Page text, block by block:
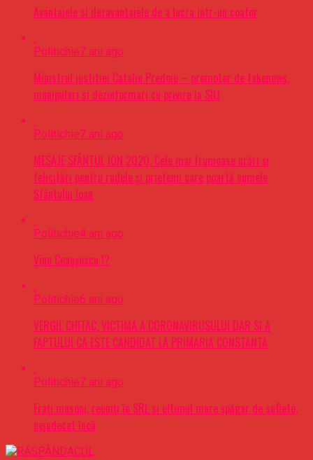
Avantajele si dezavantajele de a lucra intr-un coafor
Politichie7 ani ago
Ministrul justitiei Catalin Predoiu – promotor de fakenews,
manipulari si dezinformari cu privire la SIIJ
Politichie7 ani ago
MESAJE SFÂNTUL ION 2020. Cele mai frumoase urări şi
felicitări pentru rudele şi prietenii care poartă numele
Sfântului Ioan
Politichie4 ani ago
Vine Ceaușescu !?
Politichie6 ani ago
VERGIL CHITAC, VICTIMA A CORONAVIRUSULUI DAR SI A
FAPTULUI CA ESTE CANDIDAT LA PRIMARIA CONSTANTA
Politichie7 ani ago
Frați masoni, reuniți în SRL si ultimul mare șpăgar de suflete,
nejudecat încă